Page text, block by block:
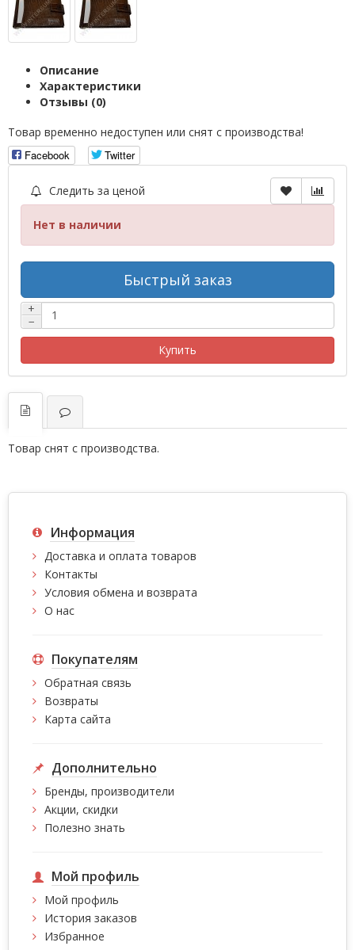
Описание
Характеристики
Отзывы (0)
Товар временно недоступен или снят с производства!
Facebook
Twitter
Следить за ценой
Нет в наличии
Быстрый заказ
+
−
Купить
Товар снят с производства.
Информация
Доставка и оплата товаров
Контакты
Условия обмена и возврата
О нас
Покупателям
Обратная связь
Возвраты
Карта сайта
Дополнительно
Бренды, производители
Акции, скидки
Полезно знать
Мой профиль
Мой профиль
История заказов
Избранное